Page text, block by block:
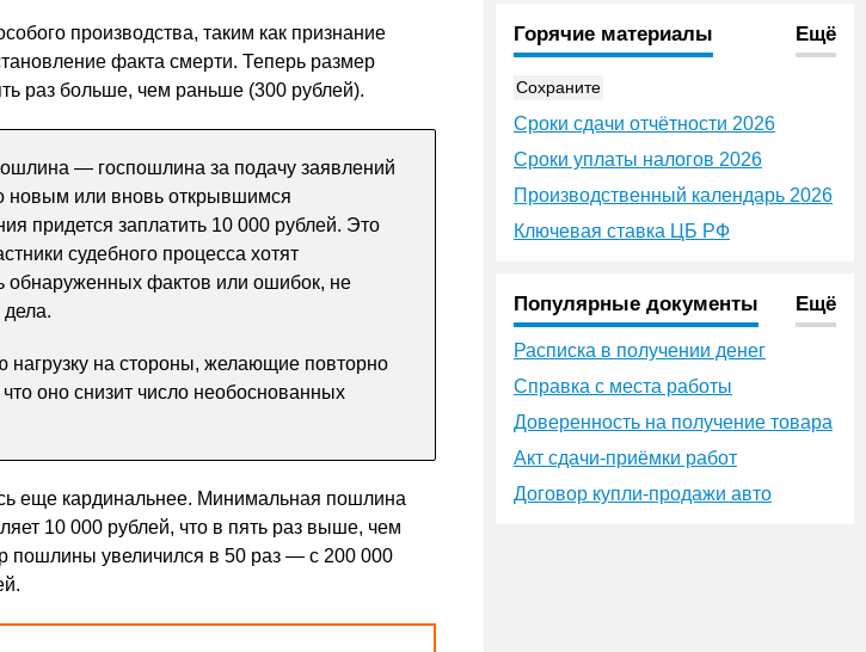
производства, таким как признание
факта смерти. Теперь размер
раз больше, чем раньше (300 рублей).
— госпошлина за подачу заявлений
новым или вновь открывшимся
придется заплатить 10 000 рублей. Это
судебного процесса хотят
обнаруженных фактов или ошибок, не
на стороны, желающие повторно
оно снизит число необоснованных
еще кардинальнее. Минимальная пошлина
10 000 рублей, что в пять раз выше, чем
пошлины увеличился в 50 раз — с 200 000
Горячие материалы Ещё
Сохраните
Сроки сдачи отчётности 2026
Сроки уплаты налогов 2026
Производственный календарь 2026
Ключевая ставка ЦБ РФ
Популярные документы Ещё
Расписка в получении денег
Справка с места работы
Доверенность на получение товара
Акт сдачи-приёмки работ
Договор купли-продажи авто